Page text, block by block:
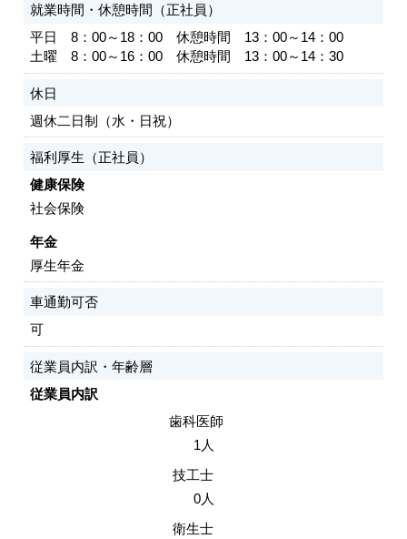
就業時間・休憩時間（正社員）
平日 8：00～18：00 休憩時間 13：00～14：00
土曜 8：00～16：00 休憩時間 13：00～14：30
休日
週休二日制（水・日祝）
福利厚生（正社員）
健康保険
社会保険
年金
厚生年金
車通勤可否
可
従業員内訳・年齢層
従業員内訳
歯科医師
1人
技工士
0人
衛生士